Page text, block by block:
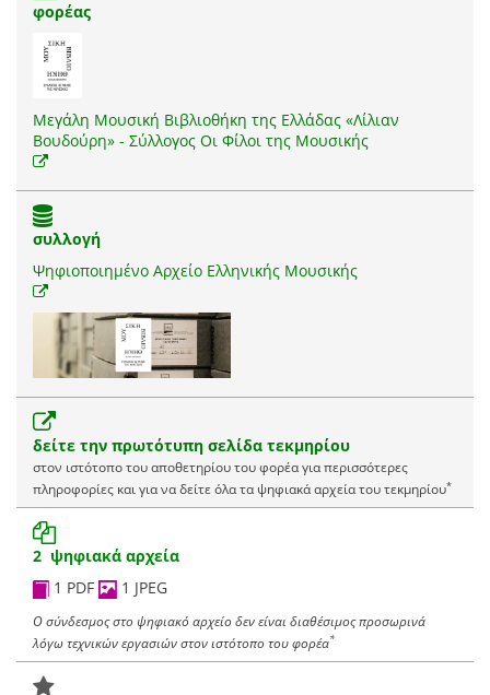
φορέας
Μεγάλη Μουσική Βιβλιοθήκη της Ελλάδας «Λίλιαν
Βουδούρη» - Σύλλογος Οι Φίλοι της Μουσικής
συλλογή
Ψηφιοποιημένο Αρχείο Ελληνικής Μουσικής
δείτε την πρωτότυπη σελίδα τεκμηρίου
στον ιστότοπο του αποθετηρίου του φορέα για περισσότερες
πληροφορίες και για να δείτε όλα τα ψηφιακά αρχεία του τεκμηρίου*
2 ψηφιακά αρχεία
1 PDF
1 JPEG
Ο σύνδεσμος στο ψηφιακό αρχείο δεν είναι διαθέσιμος προσωρινά
λόγω τεχνικών εργασιών στον ιστότοπο του φορέα*